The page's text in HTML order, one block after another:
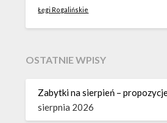
Łęgi Rogalińskie
OSTATNIE WPISY
Zabytki na sierpień –
sierpnia 2026